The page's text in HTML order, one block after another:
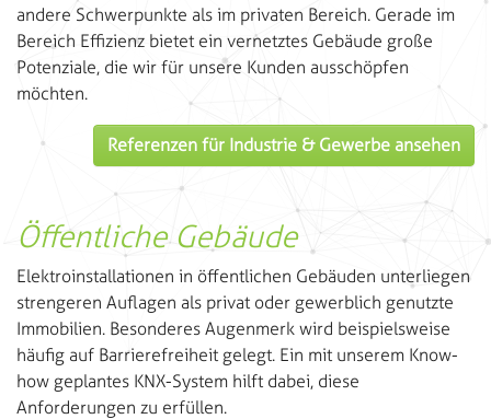
andere Schwerpunkte als im privaten Bereich. Gerade im
Bereich Effizienz bietet ein vernetztes Gebäude große
Potenziale, die wir für unsere Kunden ausschöpfen
möchten.
Referenzen für Industrie & Gewerbe ansehen
Öffentliche Gebäude
Elektroinstallationen in öffentlichen Gebäuden unterliegen
strengeren Auflagen als privat oder gewerblich genutzte
Immobilien. Besonderes Augenmerk wird beispielsweise
häufig auf Barrierefreiheit gelegt. Ein mit unserem Know-
how geplantes KNX-System hilft dabei, diese
Anforderungen zu erfüllen.